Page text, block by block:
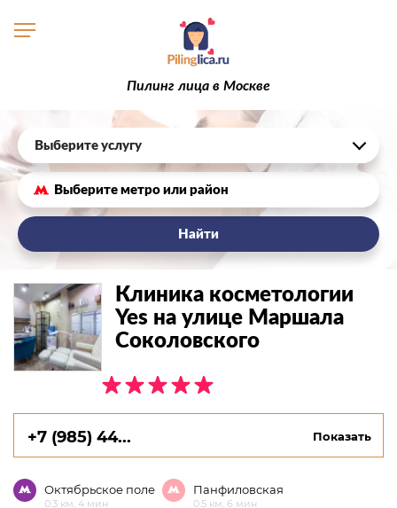
Пилинг лица в Москве
Выберите услугу
Найти
Клиника косметологии
Yes на улице Маршала
Соколовского
+7 (985) 44... Показать
Октябрьское поле
0.3 км, 4 мин
Панфиловская
0.5 км, 6 мин